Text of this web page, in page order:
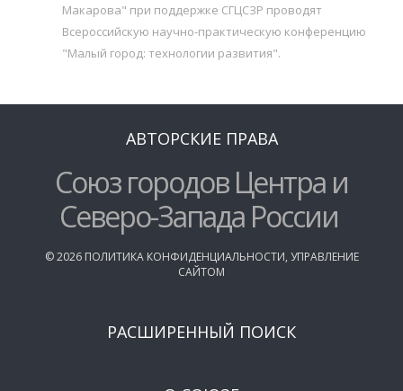
Макарова" при поддержке СГЦСЗР проводят
Всероссийскую научно-практическую конференцию
"Малый город: технологии развития".
АВТОРСКИЕ ПРАВА
Союз городов Центра и
Северо-Запада России
©2026 ПОЛИТИКА КОНФИДЕНЦИАЛЬНОСТИ, УПРАВЛЕНИЕ
САЙТОМ
РАСШИРЕННЫЙ ПОИСК